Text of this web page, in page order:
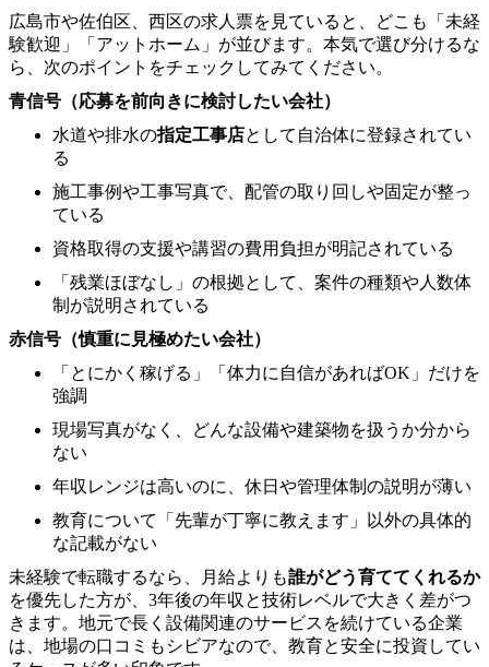
広島市や佐伯区、西区の求人票を見ていると、どこも「未経
験歓迎」「アットホーム」が並びます。本気で選び分けるな
ら、次のポイントをチェックしてみてください。
青信号（応募を前向きに検討したい会社）
水道や排水の指定工事店として自治体に登録されてい
る
施工事例や工事写真で、配管の取り回しや固定が整っ
ている
資格取得の支援や講習の費用負担が明記されている
「残業ほぼなし」の根拠として、案件の種類や人数体
制が説明されている
赤信号（慎重に見極めたい会社）
「とにかく稼げる」「体力に自信があればOK」だけを
強調
現場写真がなく、どんな設備や建築物を扱うか分から
ない
年収レンジは高いのに、休日や管理体制の説明が薄い
教育について「先輩が丁寧に教えます」以外の具体的
な記載がない
未経験で転職するなら、月給よりも誰がどう育ててくれるか
を優先した方が、3年後の年収と技術レベルで大きく差がつ
きます。地元で長く設備関連のサービスを続けている企業
は、地場の口コミもシビアなので、教育と安全に投資してい